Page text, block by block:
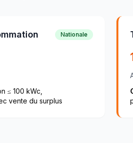
Nationale
≤ 100 kWc,
vente du surplus